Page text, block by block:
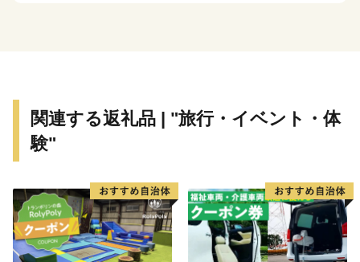
通により、那覇空港との時間距離が15分～20分と短く
なり、多くの企業誘致も見込まれています。また、農漁
的物流拠点を目指しています。
このように糸満市は、平和と伝統と未来が交差する発
展の可能性を大きく秘めたまちです。糸満市でたくさん
関連する返礼品 | "旅行・イベント・体
験"